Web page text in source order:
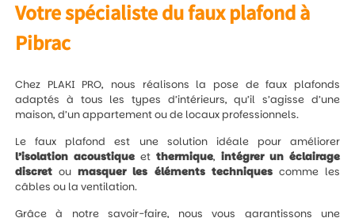
Votre spécialiste du faux plafond à
Pibrac
Chez PLAKI PRO, nous réalisons la pose de faux plafonds
adaptés à tous les types d’intérieurs, qu’il s’agisse d’une
maison, d’un appartement ou de locaux professionnels.
Le faux plafond est une solution idéale pour améliorer
l’isolation acoustique et thermique, intégrer un éclairage
discret ou masquer les éléments techniquescomme les
câbles ou la ventilation.
Grâce à notre savoir-faire, nous vous garantissons une